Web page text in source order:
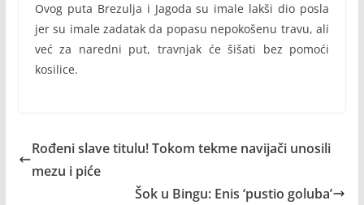
Ovog puta Brezulja i Jagoda su imale lakši dio posla
jer su imale zadatak da popasu nepokošenu travu, ali
već za naredni put, travnjak će šišati bez pomoći
kosilice.
Rođeni slave titulu! Tokom tekme navijači unosili
mezu i piće
Šok u Bingu: Enis ‘pustio goluba’